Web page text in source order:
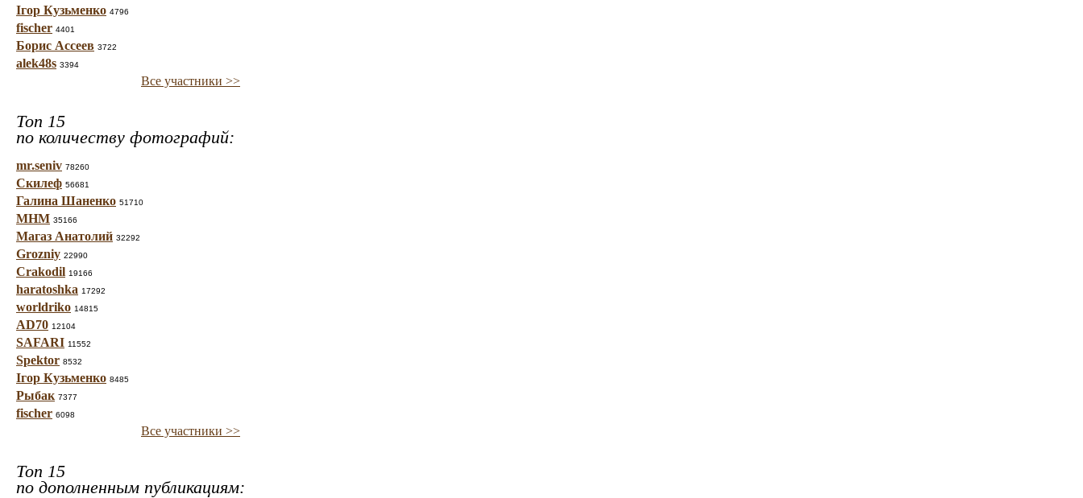
Ігор Кузьменко 4796
fischer 4401
Борис Ассеев 3722
alek48s 3394
Все участники >>
Топ 15
по количеству фотографий:
mr.seniv 78260
Скилеф 56681
Галина Шаненко 51710
МНМ 35166
Магаз Анатолий 32292
Grozniy 22990
Crakodil 19166
haratoshka 17292
worldriko 14815
AD70 12104
SAFARI 11552
Spektor 8532
Ігор Кузьменко 8485
Рыбак 7377
fischer 6098
Все участники >>
Топ 15
по дополненным публикациям: